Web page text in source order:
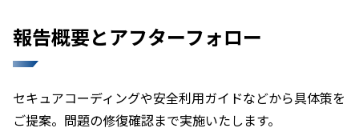
報告概要とアフターフォロー
セキュアコーディングや安全利用ガイドなどから具体策を
ご提案。問題の修復確認まで実施いたします。